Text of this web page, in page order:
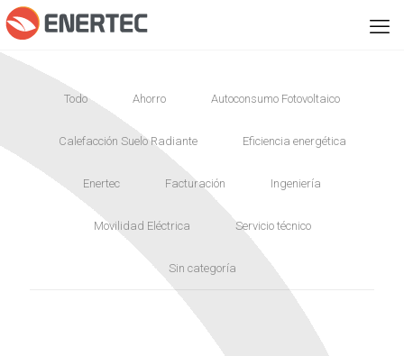
Todo Ahorro Autoconsumo Fotovoltaico
Calefacción Suelo Radiante Eficiencia energética
Enertec Facturación Ingeniería
Movilidad Eléctrica Servicio técnico
Sin categoría